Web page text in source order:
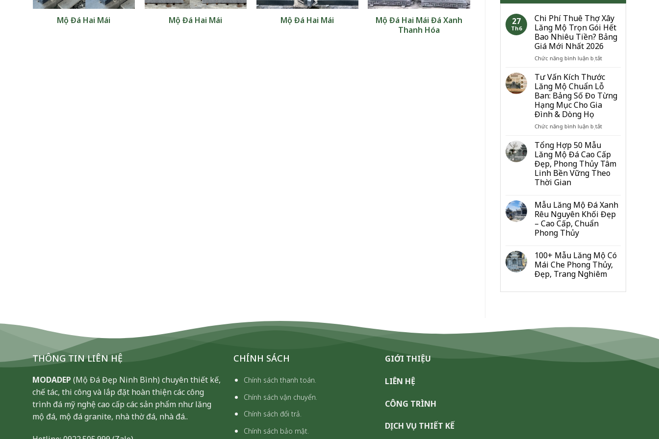
27
Th6
Chi Phí Thuê Thợ Xây
Lăng Mộ Trọn Gói Hết
Bao Nhiêu Tiền? Bảng
Giá Mới Nhất 2026
Chức năng bình luận bị tắtở
Phí
Thuê
Thợ
Xây
Lăng
Trọn
Bao
Nhiêu
Tiền?
Bảng
2026
Tư Vấn Kích Thước
Lăng Mộ Chuẩn Lỗ
Ban: Bảng Số Đo Từng
Hạng Mục Cho Gia
Đình & Dòng Họ
Chức năng bình luận bị tắtở
Kích
Thước
Lăng
Mộ
Ban:
Bảng
Số
Mục
Cho
Gia
Đình
Dòng
Tổng Hợp 50 Mẫu
Lăng Mộ Đá Cao Cấp
Đẹp, Phong Thủy Tâm
Linh Bền Vững Theo
Thời Gian
Mẫu Lăng Mộ Đá Xanh
Rêu Nguyên Khối Đẹp
– Cao Cấp, Chuẩn
Phong Thủy
100+ Mẫu Lăng Mộ Có
Mái Che Phong Thủy,
Đẹp, Trang Nghiêm
Mộ Đá Hai Mái Mộ Đá Hai Mái Mộ Đá Hai Mái
Mộ Đá Hai Mái Đá Xanh
Thanh Hóa
THÔNG TIN LIÊN HỆ
MODADEP (Mộ Đá Đẹp Ninh Bình) chuyên thiết kế,
chế tác, thi công và lắp đặt hoàn thiện các công
trình đá mỹ nghệ cao cấp các sản phẩm như lăng
mộ đá, mộ đá granite, nhà thờ đá, nhà đá..
CHÍNH SÁCH
Chính sách thanh toán.
Chính sách vận chuyển.
Chính sách đổi trả.
Chính sách bảo mật.
GIỚI THIỆU
LIÊN HỆ
CÔNG TRÌNH
DỊCH VỤ THIẾT KẾ